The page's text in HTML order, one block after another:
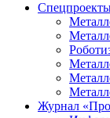
Журнал